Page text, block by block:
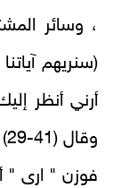
وقال (41-29) : (أرنا اللذين أضلانا ).
فوزن " ارى "